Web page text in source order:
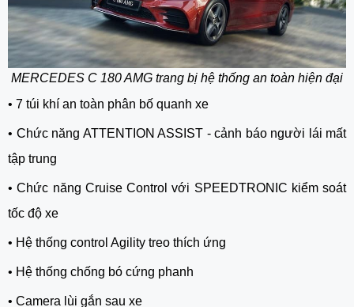
MERCEDES C 180 AMG trang bị hệ thống an toàn hiện đại
• 7 túi khí an toàn phân bố quanh xe
• Chức năng ATTENTION ASSIST - cảnh báo người lái mất
tập trung
• Chức năng Cruise Control với SPEEDTRONIC kiểm soát
tốc độ xe
• Hệ thống control Agility treo thích ứng
• Hệ thống chống bó cứng phanh
• Camera lùi gắn sau xe